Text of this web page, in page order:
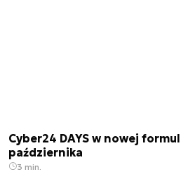
Cyber24 DAYS w nowej
października
3 min.